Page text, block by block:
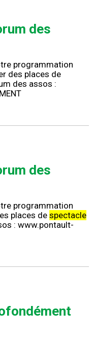
des
programmation
des places de
des assos :
des
programmation
places de spectacle
: www.pontault-